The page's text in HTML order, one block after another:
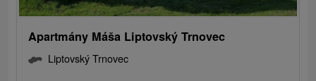
Apartmány Máša Liptovský Trnovec
Liptovský Trnovec